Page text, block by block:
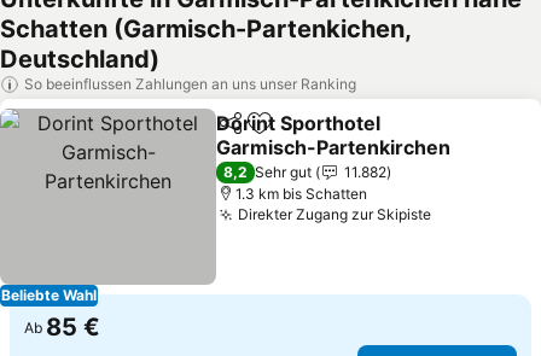
Schatten (Garmisch-Partenkichen,
Deutschland)
So beeinflussen Zahlungen an uns unser Ranking
Beliebte Wahl
TeilenZu Favoriten hinzufügen
Dorint Sporthotel
Garmisch-Partenkirchen
8,2 Sehr gut
11.882
1.3 km bis Schatten
Direkter Zugang zur Skipiste
Ab 85 €